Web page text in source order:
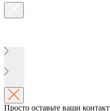
Просто оставьте ваши